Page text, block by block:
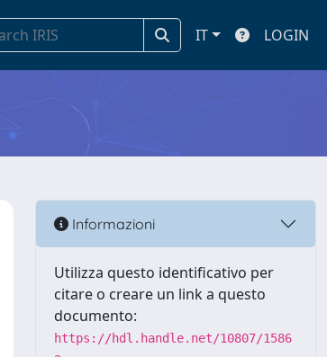
IT LOGIN
Informazioni
Utilizza questo identificativo per
citare o creare un link a questo
documento:
https://hdl.handle.net/10807/1586